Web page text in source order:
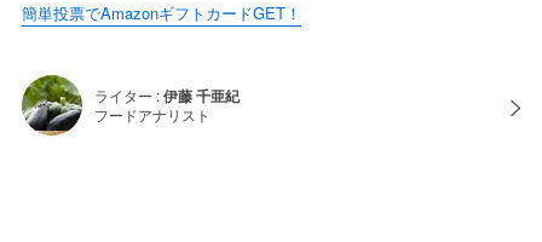
簡単投票でAmazonギフトカードGET！
ライター :伊藤 千亜紀
フードアナリスト